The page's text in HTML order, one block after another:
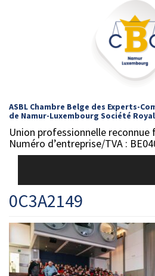
ASBL Chambre Belge des Experts-
de Namur-Luxembourg Société
Union professionnelle reconnue
Numéro d’entreprise/TVA :
0C3A2149